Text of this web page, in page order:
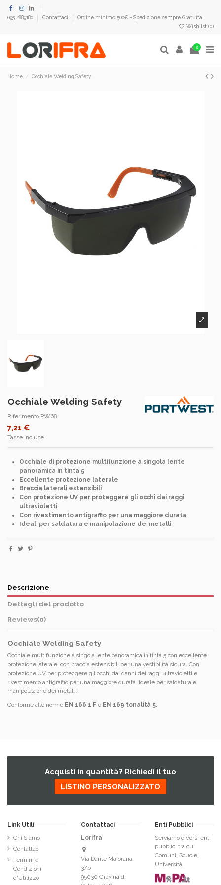
095 2889180 Contattaci
Ordine minimo 500€ - Spedizione sempre Gratuita
Wishlist (0)
0
Home Occhiale Welding Safety
Occhiale Welding Safety
Riferimento PW68
7,21 €
Tasse incluse
Occhiale di protezione multifunzione a singola lente
panoramica in tinta 5
Eccellente protezione laterale
Braccia laterali estensibili
Con protezione UV per proteggere gli occhi dai raggi
ultravioletti
Con rivestimento antigraffio per una maggiore durata
Ideali per saldatura e manipolazione dei metalli
Descrizione
Dettagli del prodotto
Reviews(0)
Occhiale Welding Safety
Occhiale multifunzione a singola lente panoramica in tinta 5 con eccellente
protezione laterale, con braccia estensibili per una vestibilità sicura. Con
protezione UV per proteggere gli occhi dai danni dei raggi ultravioletti e
rivestimento antigraffio per una maggiore durata. Ideale per saldatura e
manipolazione dei metalli.
Conforme alle norme EN 166 1 F e EN 169 tonalità 5.
Acquisti in quantità? Richiedi il tuo
LISTINO PERSONALIZZATO
Link Utili
Chi Siamo
Contattaci
Termini e
Condizioni
d'Utilizzo
Contattaci
Lorifra
Via Dante Maiorana,
3/b
95030 Gravina di
Enti Pubblici
Serviamo diversi enti
pubblici tra cui
Comuni, Scuole,
Università.